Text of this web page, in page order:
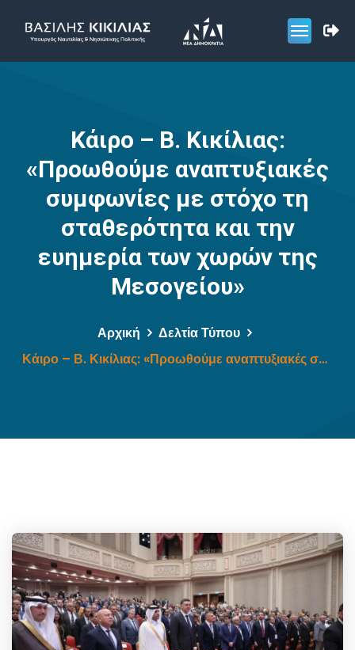
Κάιρο – Β. Κικίλιας:
«Προωθούμε αναπτυξιακές
συμφωνίες με στόχο τη
σταθερότητα και την
ευημερία των χωρών της
Μεσογείου»
Αρχική
Δελτία Τύπου
Κάιρο – Β. Κικίλιας: «Προωθούμε αναπτυξιακές συμφωνίες με στόχο τη σταθερότητα και την ευημερία των χωρών της Μεσογείου»